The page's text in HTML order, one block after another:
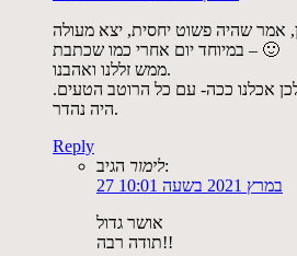
אמר שהיה פשוט יחסית, יצא מעולה
– במיוחד יום אחרי כמו שכתבת 🙂
ממש זללנו ואהבנו.
אכלנו ככה- עם כל הרוטב הטעים.
היה נהדר.
Reply
לימורהגיב:
27 במרץ 2021 בשעה 10:01
אושר גדול
תודה רבה!!